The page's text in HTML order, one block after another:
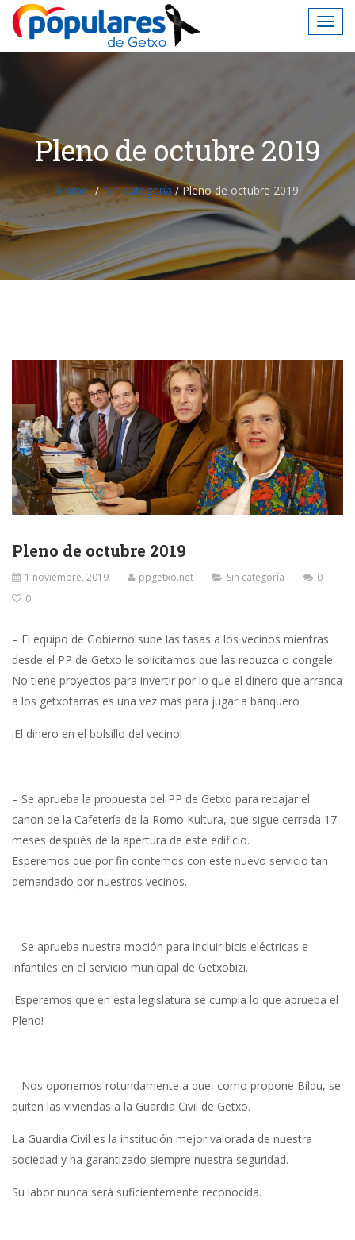
Pleno de octubre 2019
Home Sin categoría /Pleno de octubre 2019
Pleno de octubre 2019
1 noviembre, 2019 ppgetxo.net Sin categoría
0
0
– El equipo de Gobierno sube las tasas a los vecinos mientras
desde el PP de Getxo le solicitamos que las reduzca o congele.
No tiene proyectos para invertir por lo que el dinero que arranca
a los getxotarras es una vez más para jugar a banquero
¡El dinero en el bolsillo del vecino!
– Se aprueba la propuesta del PP de Getxo para rebajar el
canon de la Cafetería de la Romo Kultura, que sigue cerrada 17
meses después de la apertura de este edificio.
Esperemos que por fin contemos con este nuevo servicio tan
demandado por nuestros vecinos.
– Se aprueba nuestra moción para incluir bicis eléctricas e
infantiles en el servicio municipal de Getxobizi.
¡Esperemos que en esta legislatura se cumpla lo que aprueba el
Pleno!
– Nos oponemos rotundamente a que, como propone Bildu, se
quiten las viviendas a la Guardia Civil de Getxo.
La Guardia Civil es la institución mejor valorada de nuestra
sociedad y ha garantizado siempre nuestra seguridad.
Su labor nunca será suficientemente reconocida.